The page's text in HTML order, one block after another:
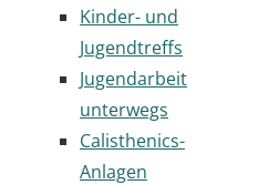
Kinder- und
Jugendtreffs
Jugendarbeit
unterwegs
Calisthenics-
Anlagen